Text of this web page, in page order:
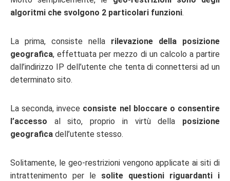
algoritmi che svolgono 2 particolari funzioni.
La prima, consiste nella rilevazione della posizione
geografica, effettuata per mezzo di un calcolo a partire
dall’indirizzo IP dell’utente che tenta di connettersi ad un
determinato sito.
La seconda, invece consiste nel bloccare o consentire
l’accesso al sito, proprio in virtù della posizione
geografica dell’utente stesso.
Solitamente, le geo-restrizioni vengono applicate ai siti di
intrattenimento per le solite questioni riguardanti i